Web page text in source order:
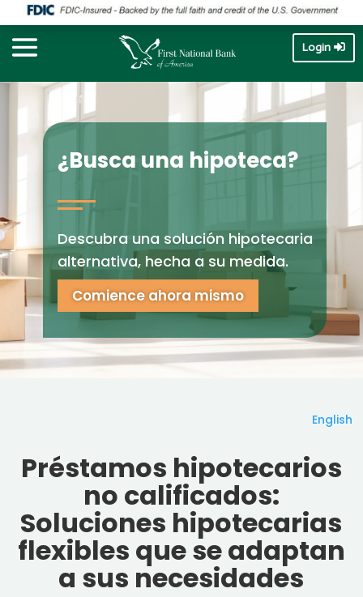
Login
¿Busca una hipoteca?
Descubra una solución hipotecaria
alternativa, hecha a su medida.
Comience ahora mismo
English
Préstamos hipotecarios
no calificados:
Soluciones hipotecarias
flexibles que se adaptan
a sus necesidades